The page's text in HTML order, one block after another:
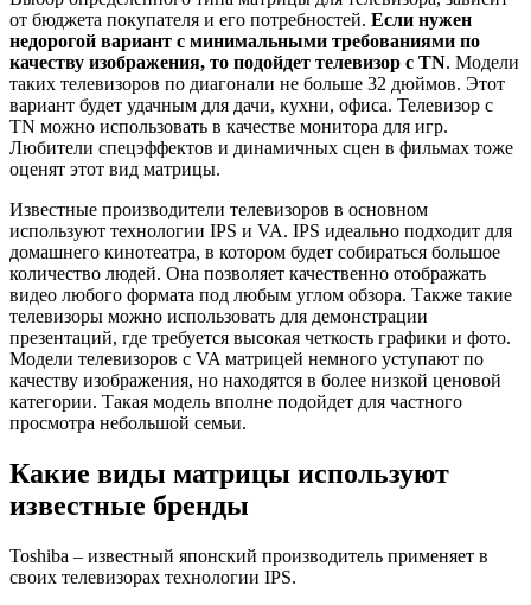
от бюджета покупателя и его потребностей. Если нужен
недорогой вариант с минимальными требованиями по
качеству изображения, то подойдет телевизор с TN. Модели
таких телевизоров по диагонали не больше 32 дюймов. Этот
вариант будет удачным для дачи, кухни, офиса. Телевизор с
TN можно использовать в качестве монитора для игр.
Любители спецэффектов и динамичных сцен в фильмах тоже
оценят этот вид матрицы.
Известные производители телевизоров в основном
используют технологии IPS и VA. IPS идеально подходит для
домашнего кинотеатра, в котором будет собираться большое
количество людей. Она позволяет качественно отображать
видео любого формата под любым углом обзора. Также такие
телевизоры можно использовать для демонстрации
презентаций, где требуется высокая четкость графики и фото.
Модели телевизоров с VA матрицей немного уступают по
качеству изображения, но находятся в более низкой ценовой
категории. Такая модель вполне подойдет для частного
просмотра небольшой семьи.
Какие виды матрицы используют
известные бренды
Toshiba – известный японский производитель применяет в
своих телевизорах технологии IPS.